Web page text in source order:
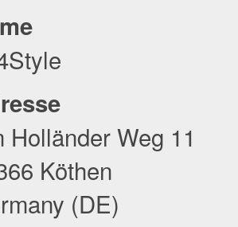
Holländer Weg 11
Köthen
(DE)